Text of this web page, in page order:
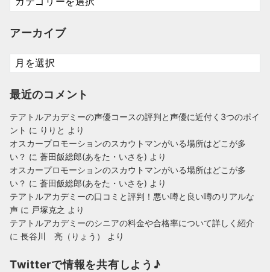
テ
リ
アーカイブ
ア
ー
イ
最近のコメント
テアトルアカデミーの声優コースの評判と声優に近付く3つのポイ
ント に りりと より
オスカープロモーションのスカウトマンがいる場所はどこが多
い？ に 蒼田飯総郎(あをた・いさを) より
オスカープロモーションのスカウトマンがいる場所はどこが多
い？ に 蒼田飯総郎(あをた・いさを) より
テアトルアカデミーの口コミと評判！悪い噂と良い噂のリアルな
声 に 戸塚克之 より
テアトルアカデミーのシニアの料金や合格率について詳しく紹介
に 長谷川 亮（りょう） より
Twitterで情報を共有しよう♪